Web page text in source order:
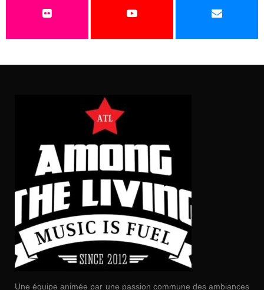
Une équipe animée par une passion commune des ambiances